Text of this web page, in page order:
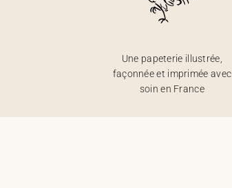
Une papeterie illustrée,
façonnée et imprimée avec
soin en France